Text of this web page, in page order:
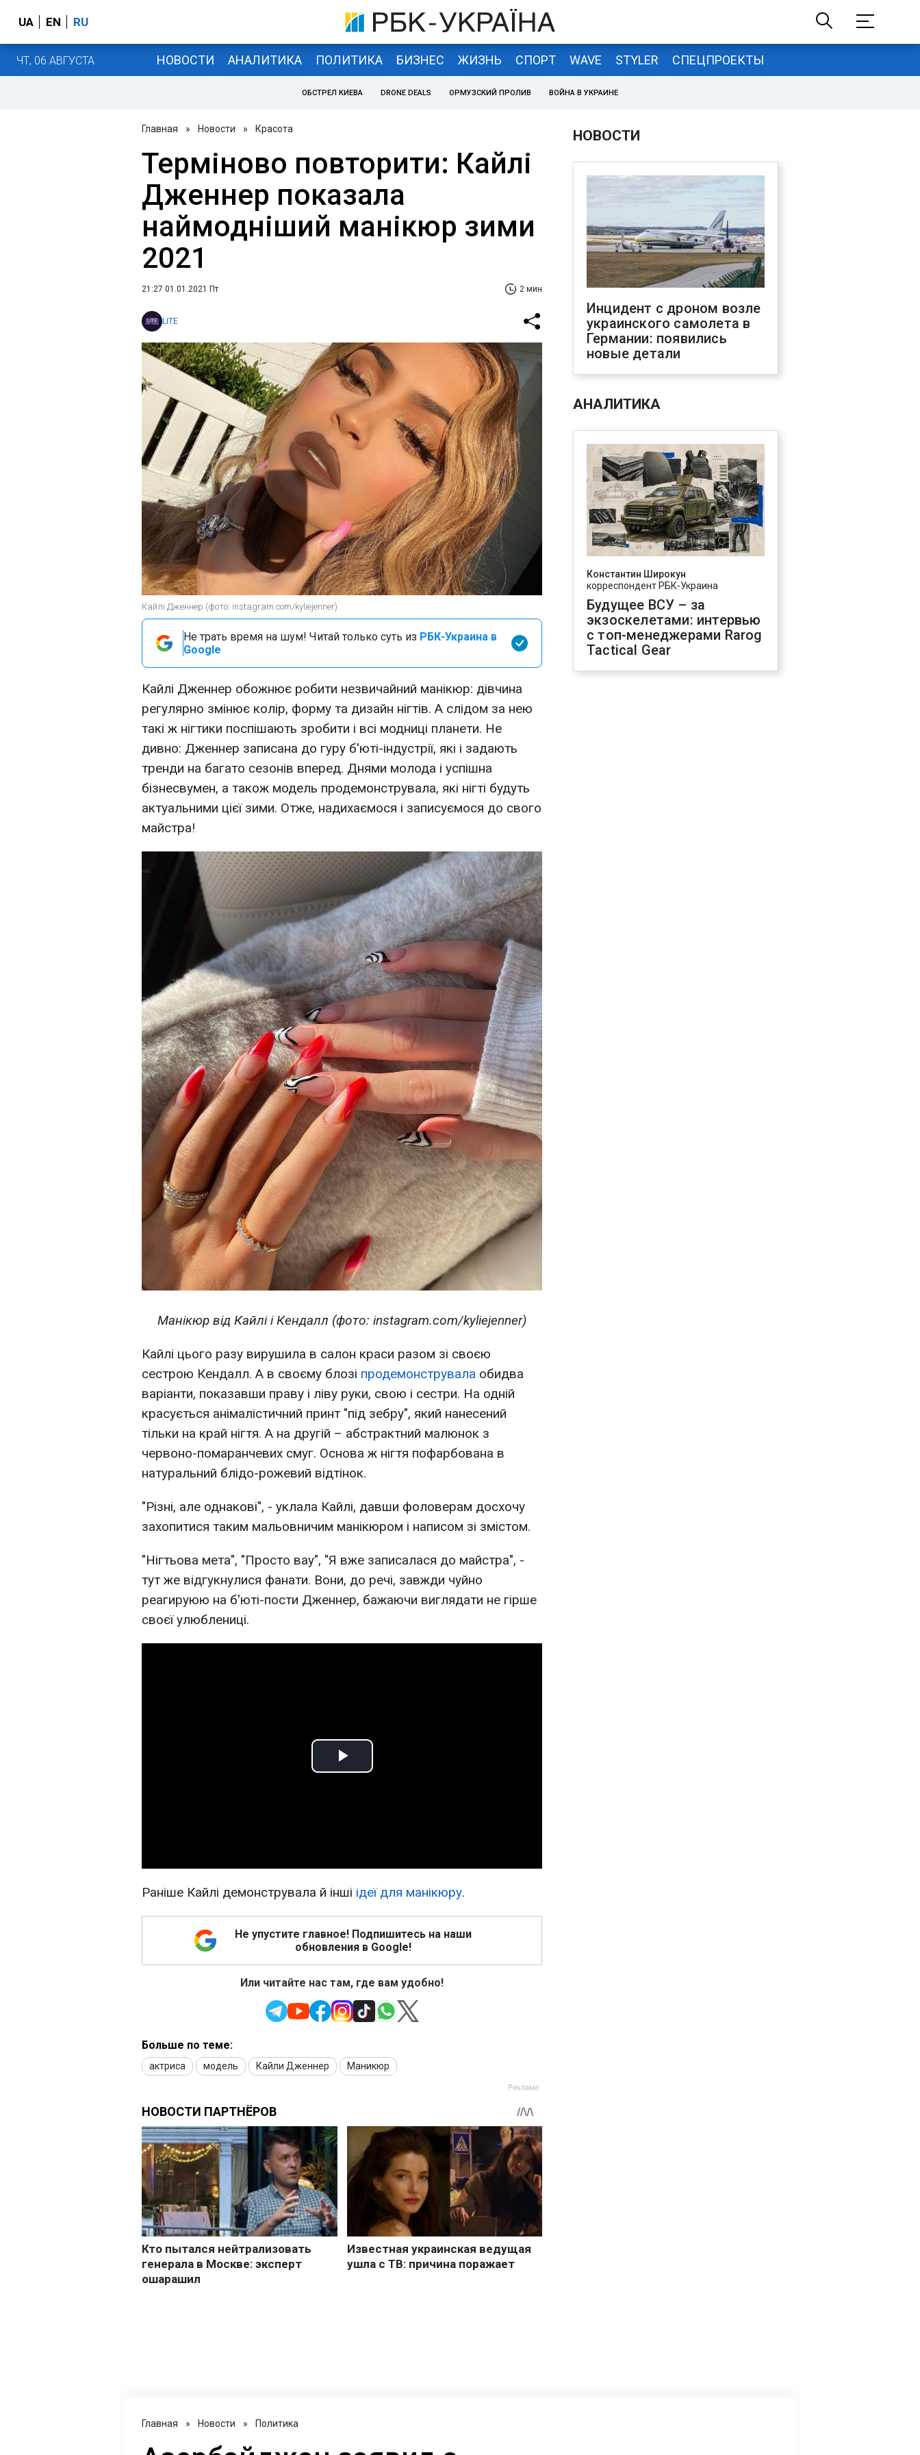
UA EN RU
ЧТ, 06 АВГУСТА НОВОСТИ АНАЛИТИКА ПОЛИТИКА БИЗНЕС ЖИЗНЬ СПОРТ WAVE STYLER СПЕЦПРОЕКТЫ
ОБСТРЕЛ КИЕВА DRONE DEALS ОРМУЗСКИЙ ПРОЛИВ ВОЙНА В УКРАИНЕ
Главная » Новости » Красота
Терміново повторити: Кайлі
Дженнер показала
наймодніший манікюр зими
2021
21:27 01.01.2021 Пт 2 мин
LITE
Кайлі Дженнер (фото: instagram.com/kyliejenner)
Не трать время на шум! Читай только суть из РБК-Украина в
Google
Кайлі Дженнер обожнює робити незвичайний манікюр: дівчина
регулярно змінює колір, форму та дизайн нігтів. А слідом за нею
такі ж нігтики поспішають зробити і всі модниці планети. Не
дивно: Дженнер записана до гуру б'юті-індустрії, які і задають
тренди на багато сезонів вперед. Днями молода і успішна
бізнесвумен, а також модель продемонструвала, які нігті будуть
актуальними цієї зими. Отже, надихаємося і записуємося до свого
майстра!
Манікюр від Кайлі і Кендалл (фото: instagram.com/kyliejenner)
Кайлі цього разу вирушила в салон краси разом зі своєю
сестрою Кендалл. А в своєму блозі продемонструвала обидва
варіанти, показавши праву і ліву руки, свою і сестри. На одній
красується анімалістичний принт "під зебру", який нанесений
тільки на край нігтя. А на другій – абстрактний малюнок з
червоно-помаранчевих смуг. Основа ж нігтя пофарбована в
натуральний блідо-рожевий відтінок.
"Різні, але однакові", - уклала Кайлі, давши фоловерам досхочу
захопитися таким мальовничим манікюром і написом зі змістом.
"Нігтьова мета", "Просто вау", "Я вже записалася до майстра", -
тут же відгукнулися фанати. Вони, до речі, завжди чуйно
реагируюю на б'юті-пости Дженнер, бажаючи виглядати не гірше
своєї улюблениці.
Play
Раніше Кайлі демонструвала й інші ідеї для манікюру.
Не упустите главное! Подпишитесь на наши
обновления в Google!
Или читайте нас там, где вам удобно!
Больше по теме:
актриса модель Кайли Дженнер Маникюр
НОВОСТИ
Инцидент с дроном возле
украинского самолета в
Германии: появились
новые детали
АНАЛИТИКА
Константин Широкун
корреспондент РБК-Украина
Будущее ВСУ – за
экзоскелетами: интервью
с топ-менеджерами Rarog
Tactical Gear
Главная » Новости » Политика